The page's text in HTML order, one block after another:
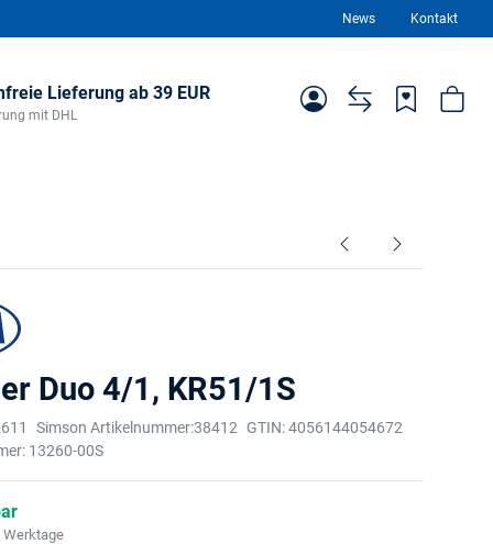
News Kontakt
Lieferung ab 39 EUR
mit DHL
Duo 4/1, KR51/1S
Simson Artikelnummer:38412 GTIN:4056144054672
13260-00S
Werktage